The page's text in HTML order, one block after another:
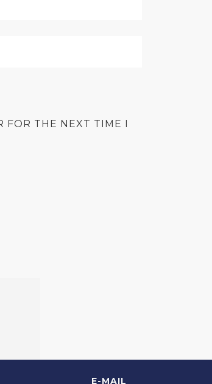
FOR THE NEXT TIME I
E-MAIL